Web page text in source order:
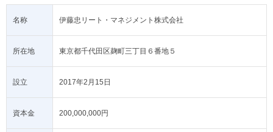
名称 伊藤忠リート・マネジメント株式会社
所在地 東京都千代田区麹町三丁目６番地５
設立 2017年2月15日
資本金 200,000,000円